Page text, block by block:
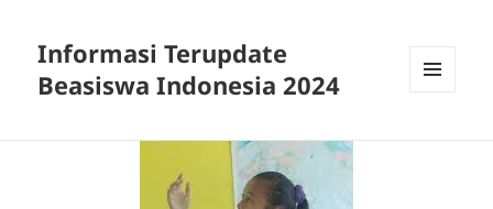
Informasi Terupdate
Beasiswa Indonesia 2024